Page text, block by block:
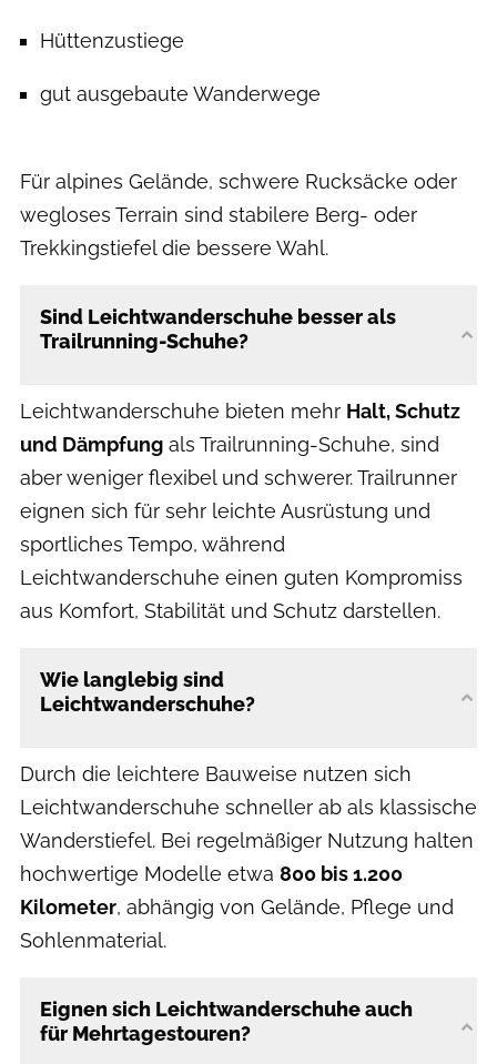
Hüttenzustiege
gut ausgebaute Wanderwege
Für alpines Gelände, schwere Rucksäcke oder
wegloses Terrain sind stabilere Berg- oder
Trekkingstiefel die bessere Wahl.
Sind Leichtwanderschuhe besser als
Trailrunning-Schuhe?
Leichtwanderschuhe bieten mehr Halt, Schutz
und Dämpfung als Trailrunning-Schuhe, sind
aber weniger flexibel und schwerer. Trailrunner
eignen sich für sehr leichte Ausrüstung und
sportliches Tempo, während
Leichtwanderschuhe einen guten Kompromiss
aus Komfort, Stabilität und Schutz darstellen.
Wie langlebig sind
Leichtwanderschuhe?
Durch die leichtere Bauweise nutzen sich
Leichtwanderschuhe schneller ab als klassische
Wanderstiefel. Bei regelmäßiger Nutzung halten
hochwertige Modelle etwa 800 bis 1.200
Kilometer, abhängig von Gelände, Pflege und
Sohlenmaterial.
Eignen sich Leichtwanderschuhe auch
für Mehrtagestouren?